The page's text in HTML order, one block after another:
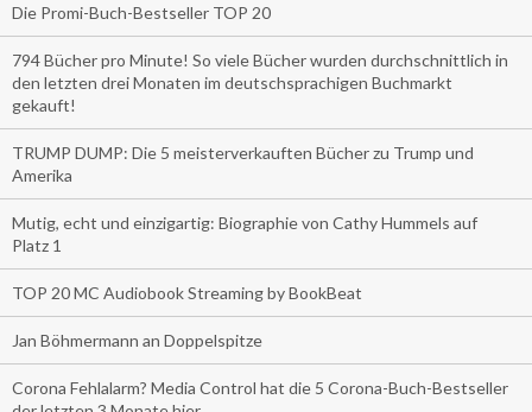
Die Promi-Buch-Bestseller TOP 20
794 Bücher pro Minute! So viele Bücher wurden durchschnittlich in
den letzten drei Monaten im deutschsprachigen Buchmarkt
gekauft!
TRUMP DUMP: Die 5 meisterverkauften Bücher zu Trump und
Amerika
Mutig, echt und einzigartig: Biographie von Cathy Hummels auf
Platz 1
TOP 20 MC Audiobook Streaming by BookBeat
Jan Böhmermann an Doppelspitze
Corona Fehlalarm? Media Control hat die 5 Corona-Buch-Bestseller